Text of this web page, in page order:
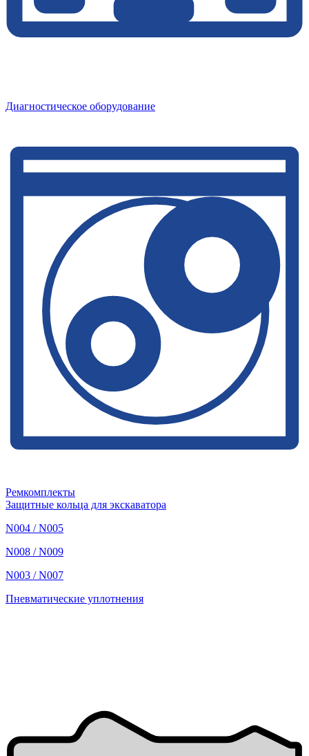
Диагностическое оборудование
Ремкомплекты
Защитные кольца для экскаватора
N004 / N005
N008 / N009
N003 / N007
Пневматические уплотнения